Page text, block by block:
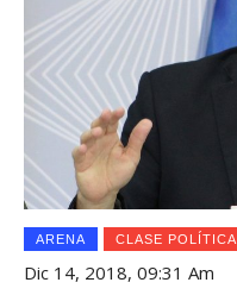
ARENA CLASE POLÍTICA
Dic 14, 2018, 09:31 Am